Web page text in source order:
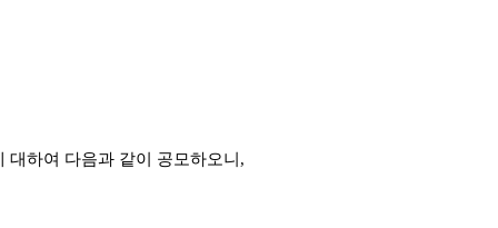
대하여 다음과 같이 공모하오니,